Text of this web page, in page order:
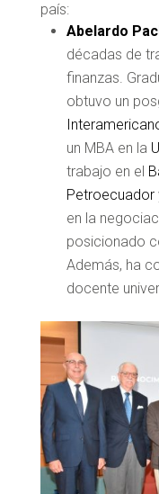
país:
Abelardo
décadas de
finanzas.
obtuvo un
un MBA en la
trabajo en el
Petroecuador
en la
posicionado
Además, ha
docente